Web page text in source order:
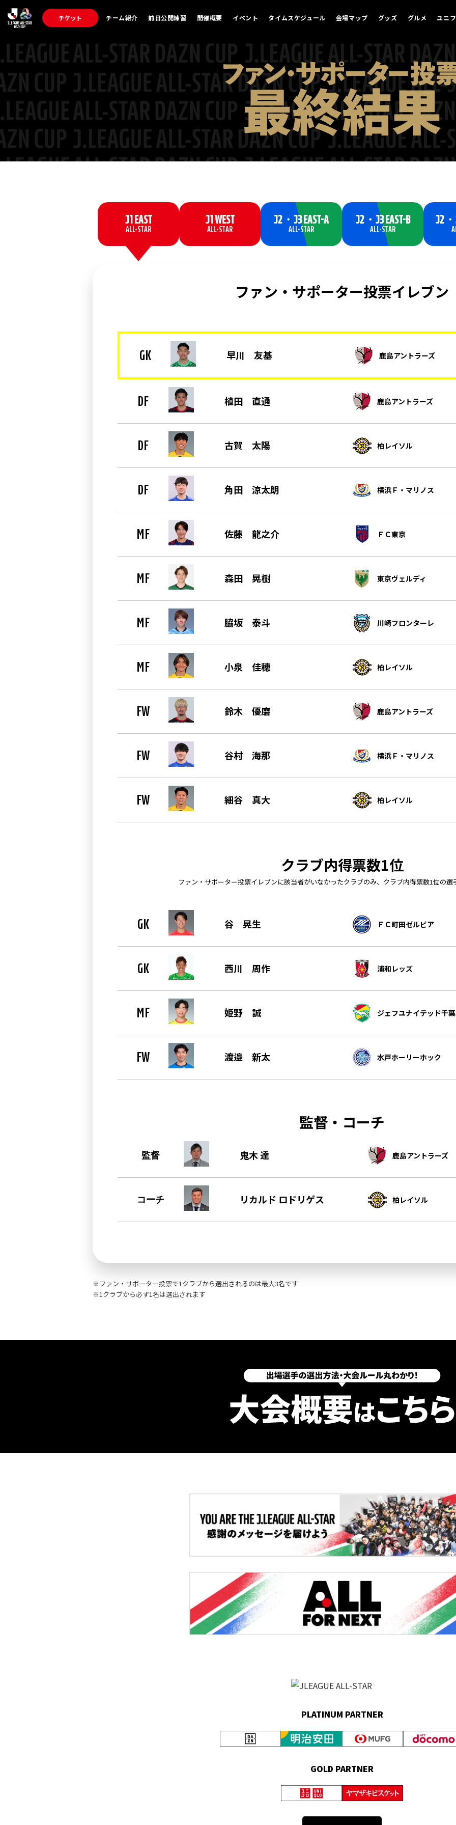
チケット チーム紹介 前日公開練習 開催概要 イベント タイムスケジュール 会場マップ グッズ グルメ ユニ
ス
タ
ー
J1 EAST
ALL-STAR
J1 WEST
ALL-STAR
J2・J3 EAST-A
ALL-STAR
J2・J3 EAST-B
ALL-STAR
J2・
ファン・サポーター投票イレブン
GK 早川 友基 鹿島アントラーズ
DF 植田 直通 鹿島アントラーズ
DF 古賀 太陽 柏レイソル
DF 角田 涼太朗 横浜Ｆ・マリノス
MF 佐藤 龍之介 ＦＣ東京
MF 森田 晃樹 東京ヴェルディ
MF 脇坂 泰斗 川崎フロンターレ
MF 小泉 佳穂 柏レイソル
FW 鈴木 優磨 鹿島アントラーズ
FW 谷村 海那 横浜Ｆ・マリノス
FW 細谷 真大 柏レイソル
クラブ内得票数1位
ファン・サポーター投票イレブンに該当者がいなかったクラブのみ、 クラブ内得票数1位の選
GK 谷 晃生 ＦＣ町田ゼルビア
GK 西川 周作 浦和レッズ
MF 姫野 誠 ジェフユナイテッド千葉
FW 渡邉 新太 水戸ホーリーホック
監督・コーチ
監督 鬼木 達 鹿島アントラーズ
コーチ リカルド ロドリゲス 柏レイソル
ファン・サポーター投票で1クラブから選出されるのは最大3名です
1クラブから必ず1名は選出されます
PLATINUM PARTNER
GOLD PARTNER